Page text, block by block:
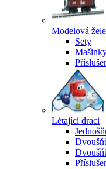
Modelová
Sety
Létající draci